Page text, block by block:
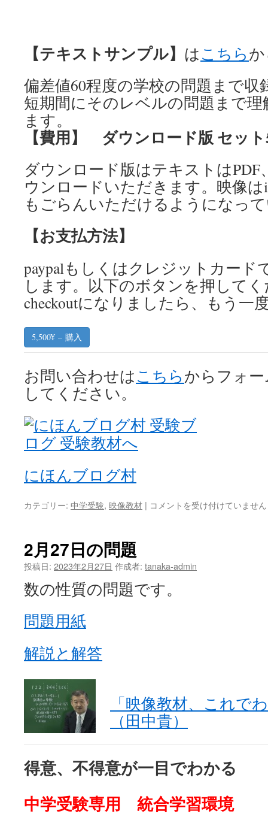
【テキストサンプル】 はこちら
偏差値60程度の学校の問題まで
短期間にそのレベルの問題まで
ます。
【費用】 ダウンロード版 セット
ダウンロード版はテキストはPDF
ウンロードいただきます。映像は
もごらんいただけるようになっ
【お支払方法】
paypalもしくはクレジットカード
します。以下のボタンを押して
checkoutになりましたら、もう一
5,500¥ – 購入
お問い合わせはこちらからフォ
してください。
にほんブログ村
カテゴリー: 中学受験, 映像教材 | 動
れ
わ
か
は
コメントを受け付けていません
2月27日の問題
投稿日: 2023年2月27日 作成者: tanaka-admin
数の性質の問題です。
問題用紙
解説と解答
「映像教材、これで
（田中貴）
得意、不得意が一目でわかる
中学受験専用 統合学習環境